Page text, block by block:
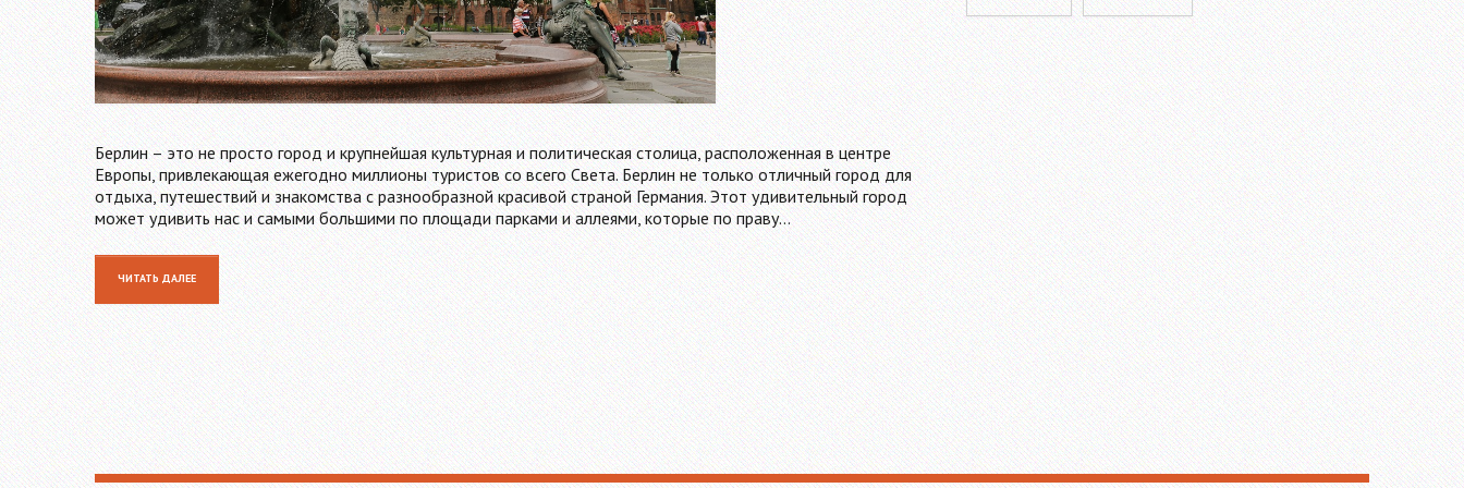
Берлин – это не просто город и крупнейшая культурная и политическая столица, расположенная в центре
Европы, привлекающая ежегодно миллионы туристов со всего Света. Берлин не только отличный город для
отдыха, путешествий и знакомства с разнообразной красивой страной Германия. Этот удивительный город
может удивить нас и самыми большими по площади парками и аллеями, которые по праву…
ЧИТАТЬ ДАЛЕЕ